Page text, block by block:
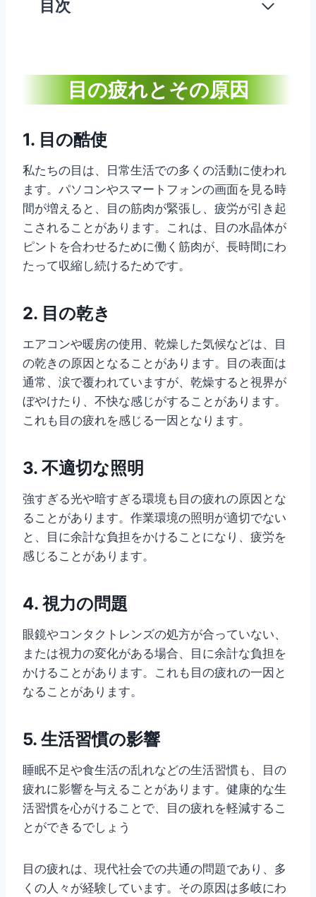
目次
目の疲れとその原因
1. 目の酷使
私たちの目は、日常生活での多くの活動に使われ
ます。パソコンやスマートフォンの画面を見る時
間が増えると、目の筋肉が緊張し、疲労が引き起
こされることがあります。これは、目の水晶体が
ピントを合わせるために働く筋肉が、長時間にわ
たって収縮し続けるためです。
2. 目の乾き
エアコンや暖房の使用、乾燥した気候などは、目
の乾きの原因となることがあります。目の表面は
通常、涙で覆われていますが、乾燥すると視界が
ぼやけたり、不快な感じがすることがあります。
これも目の疲れを感じる一因となります。
3. 不適切な照明
強すぎる光や暗すぎる環境も目の疲れの原因とな
ることがあります。作業環境の照明が適切でない
と、目に余計な負担をかけることになり、疲労を
感じることがあります。
4. 視力の問題
眼鏡やコンタクトレンズの処方が合っていない、
または視力の変化がある場合、目に余計な負担を
かけることがあります。これも目の疲れの一因と
なることがあります。
5. 生活習慣の影響
睡眠不足や食生活の乱れなどの生活習慣も、目の
疲れに影響を与えることがあります。健康的な生
活習慣を心がけることで、目の疲れを軽減するこ
とができるでしょう
目の疲れは、現代社会での共通の問題であり、多
くの人々が経験しています。その原因は多岐にわ